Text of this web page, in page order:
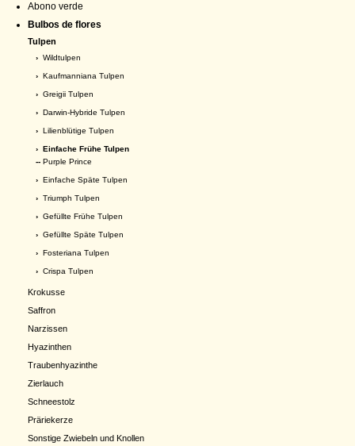
Abono verde
Bulbos de flores
Tulpen
› Wildtulpen
› Kaufmanniana Tulpen
› Greigii Tulpen
› Darwin-Hybride Tulpen
› Lilienblütige Tulpen
› Einfache Frühe Tulpen
-- Purple Prince
› Einfache Späte Tulpen
› Triumph Tulpen
› Gefüllte Frühe Tulpen
› Gefüllte Späte Tulpen
› Fosteriana Tulpen
› Crispa Tulpen
Krokusse
Saffron
Narzissen
Hyazinthen
Traubenhyazinthe
Zierlauch
Schneestolz
Präriekerze
Sonstige Zwiebeln und Knollen